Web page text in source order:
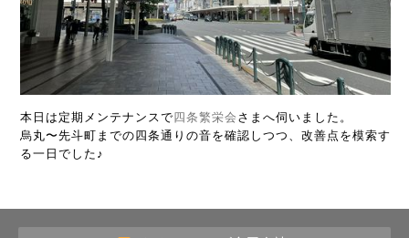
本日は定期メンテナンスで四条繁栄会 さまへ伺いました。
烏丸〜先斗町までの四条通りの音を確認しつつ、改善点を模索す
る一日でした♪